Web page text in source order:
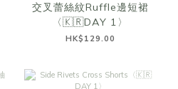
交叉蕾絲紋Ruffle邊短裙
〈🇰🇷DAY 1〉
HK$129.00